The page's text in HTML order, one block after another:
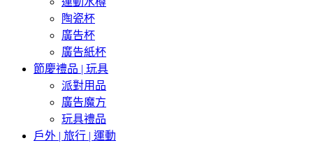
陶瓷杯
廣告杯
廣告紙杯
節慶禮品 | 玩具
派對用品
廣告魔方
玩具禮品
戶外 | 旅行 | 運動